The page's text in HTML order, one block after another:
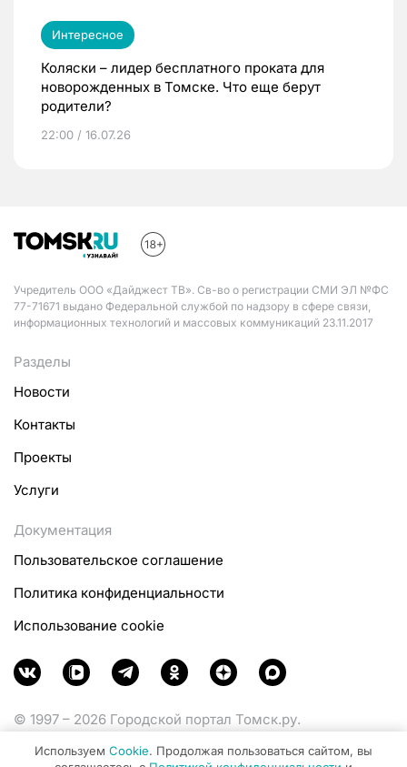
Интересное
Коляски – лидер бесплатного проката для
новорожденных в Томске. Что еще берут
родители?
22:00 / 16.07.26
Учредитель ООО «Дайджест ТВ». Св-во о регистрации СМИ ЭЛ №ФС
77-71671 выдано Федеральной службой по надзору в сфере связи,
информационных технологий и массовых коммуникаций 23.11.2017
Разделы
Новости
Контакты
Проекты
Услуги
Документация
Пользовательское соглашение
Политика конфиденциальности
Использование cookie
© 1997 – 2026 Городской портал Томск.ру.
Министерства цифрового развития, связи и массовых
Используем Cookie. Продолжая пользоваться сайтом, вы